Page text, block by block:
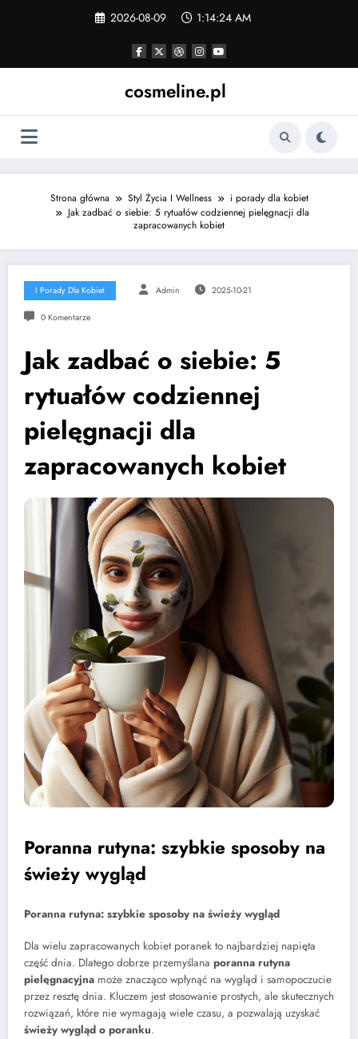
2026-08-09 1:14:25 AM
cosmeline.pl
Strona główna Styl Życia I Wellness
i porady dla kobiet
Jak zadbać o siebie: 5 rytuałów codziennej pielęgnacji dla
zapracowanych kobiet
I Porady Dla Kobiet Admin 2025-10-21
0 Komentarze
Jak zadbać o siebie: 5
rytuałów codziennej
pielęgnacji dla
zapracowanych kobiet
Poranna rutyna: szybkie sposoby na
świeży wygląd
Poranna rutyna: szybkie sposoby na świeży wygląd
Dla wielu zapracowanych kobiet poranek to najbardziej napięta
część dnia. Dlatego dobrze przemyślana poranna rutyna
pielęgnacyjna może znacząco wpłynąć na wygląd i samopoczucie
przez resztę dnia. Kluczem jest stosowanie prostych, ale skutecznych
rozwiązań, które nie wymagają wiele czasu, a pozwalają uzyskać
świeży wygląd o poranku.